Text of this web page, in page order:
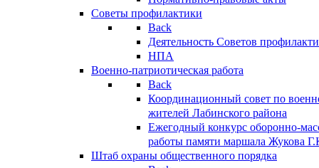
Советы профилактики
Back
Деятельность Советов
НПА
Военно-патриотическая работа
Back
Координационный совет по
жителей Лабинского района
Ежегодный конкурс оборонно-
работы памяти маршала Жукова
Штаб охраны общественного порядка